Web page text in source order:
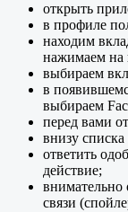
открыть
в профиле
находим
нажимаем на
выбираем
в
выбираем
перед вами
внизу списка
ответить
действие;
внимательно
связи